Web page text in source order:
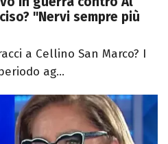
"Nervi sempre più
a Cellino San Marco? I
ag...